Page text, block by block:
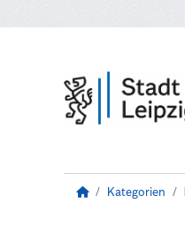
Kategorien